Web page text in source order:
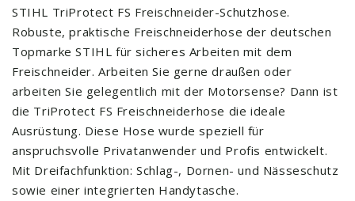
STIHL TriProtect FS Freischneider-Schutzhose.
Robuste, praktische Freischneiderhose der deutschen
Topmarke STIHL für sicheres Arbeiten mit dem
Freischneider. Arbeiten Sie gerne draußen oder
arbeiten Sie gelegentlich mit der Motorsense? Dann ist
die TriProtect FS Freischneiderhose die ideale
Ausrüstung. Diese Hose wurde speziell für
anspruchsvolle Privatanwender und Profis entwickelt.
Mit Dreifachfunktion: Schlag-, Dornen- und Nässeschutz
sowie einer integrierten Handytasche.